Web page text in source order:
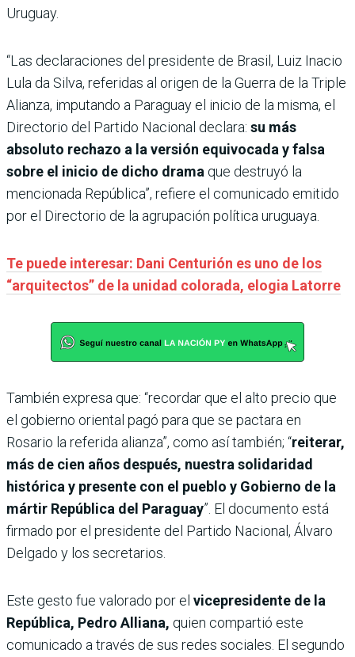
Uruguay.
“Las declaraciones del presidente de Brasil, Luiz Inacio
Lula da Silva, referidas al origen de la Guerra de la Triple
Alianza, imputando a Paraguay el inicio de la misma, el
Directorio del Partido Nacional declara: su más
absoluto rechazo a la versión equivocada y falsa
sobre el inicio de dicho drama que destruyó la
mencionada República”, refiere el comunicado emitido
por el Directorio de la agrupación política uruguaya.
Te puede interesar: Dani Centurión es uno de los
“arquitectos” de la unidad colorada, elogia Latorre
También expresa que: “recordar que el alto precio que
el gobierno oriental pagó para que se pactara en
Rosario la referida alianza”, como así también; “reiterar,
más de cien años después, nuestra solidaridad
histórica y presente con el pueblo y Gobierno de la
mártir República del Paraguay”. El documento está
firmado por el presidente del Partido Nacional, Álvaro
Delgado y los secretarios.
Este gesto fue valorado por el vicepresidente de la
República, Pedro Alliana, quien compartió este
comunicado a través de sus redes sociales. El segundo